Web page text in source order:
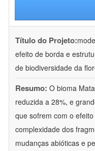
Título do Projeto:
efeito de borda e
de biodiversidade da
Resumo: O bioma
reduzida a 28%, e
que sofrem com o
complexidade dos
mudanças abióticas e